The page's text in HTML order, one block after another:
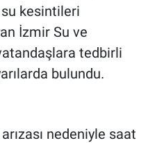
kesintileri
İzmir Su ve
tedbirli
bulundu.
nedeniyle saat